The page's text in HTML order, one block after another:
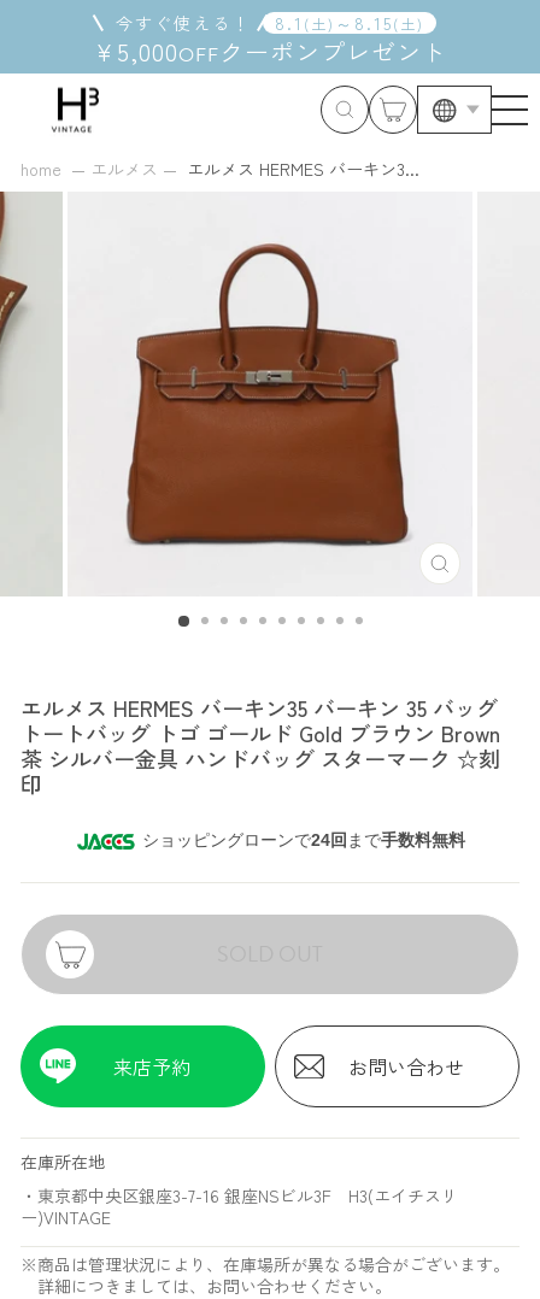
キ
ッ
プ
る
今すぐ使える！ 8 . 1 ( 土) ～ 8 . 15( 土)
¥5,000OFFクーポン プレゼント
home エルメス エルメス HERMES バーキン3...
エルメス HERMES バーキン35 バーキン 35 バッグ
トートバッグ トゴ ゴールド Gold ブラウン Brown
茶 シルバー金具 ハンドバッグ スターマーク ☆刻
印
ショッピングローンで24回 まで手数料無料
来店予約 お問い合わせ
在庫所在地
・東京都中央区銀座3-7-16 銀座NSビル3F H3(エイチスリ
ー)VINTAGE
※商品は管理状況により、在庫場所が異なる場合がございます。
詳細につきましては、お問い合わせください。